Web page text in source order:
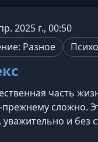
2025 г., 00:50
Разное
часть
сложно.
и без
понять своё